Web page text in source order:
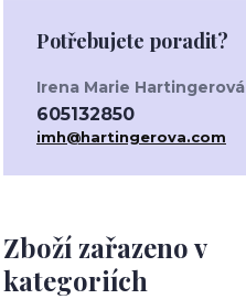
Zboží zařazeno v
kategoriích
Potřebujete poradit?
Irena Marie Hartingerová
605132850
imh@hartingerova.com